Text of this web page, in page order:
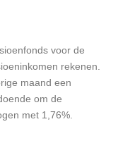
voor de
rekenen.
maand een
om de
met 1,76%.